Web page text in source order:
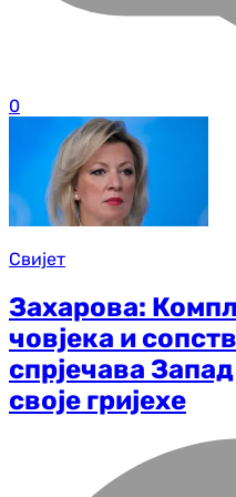
0
Свијет
Захарова:
човјека и
спрјечава
своје гријехе